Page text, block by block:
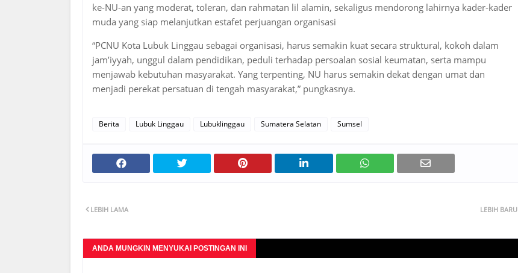
ke-NU-an yang moderat, toleran, dan rahmatan lil alamin, sekaligus mendorong lahirnya kader-kader
muda yang siap melanjutkan estafet perjuangan organisasi
“PCNU Kota Lubuk Linggau sebagai organisasi, harus semakin kuat secara struktural, kokoh dalam
jam’iyyah, unggul dalam pendidikan, peduli terhadap persoalan sosial keumatan, serta mampu
menjawab kebutuhan masyarakat. Yang terpenting, NU harus semakin dekat dengan umat dan
menjadi perekat persatuan di tengah masyarakat,” pungkasnya.
Berita Lubuk Linggau Lubuklinggau Sumatera Selatan Sumsel
LEBIH BARU
LEBIH LAMA
ANDA MUNGKIN MENYUKAI POSTINGAN INI